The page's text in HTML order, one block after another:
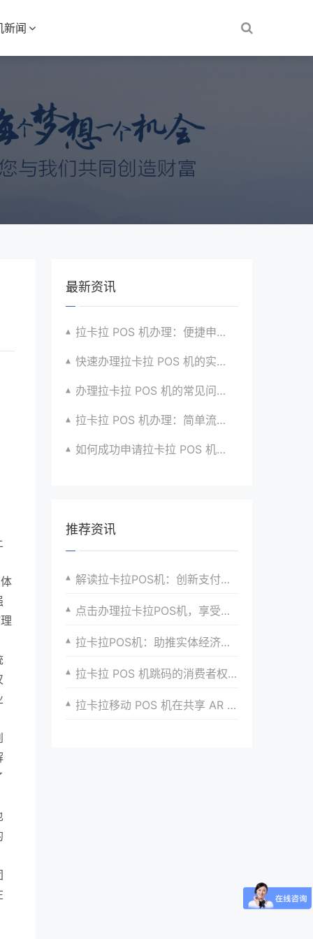
新闻
最新资讯
拉卡拉 POS 机办理：便捷申请，快速安装使用啦
快速办理拉卡拉 POS 机的实用技巧分享超干货
办理拉卡拉 POS 机的常见问题及解决办法汇总
拉卡拉 POS 机办理：简单流程，高效服务超贴心
如何成功申请拉卡拉 POS 机？流程解析超透彻
推荐资讯
解读拉卡拉POS机：创新支付方式的新里程碑
点击办理拉卡拉POS机，享受便捷支付新体验
拉卡拉POS机：助推实体经济的发展
拉卡拉 POS 机跳码的消费者权益问题
拉卡拉移动 POS 机在共享 AR 游戏支付的便捷支付方式